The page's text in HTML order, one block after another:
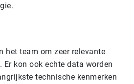
het team om zeer relevante
Er kon ook echte data worden
technische kenmerken